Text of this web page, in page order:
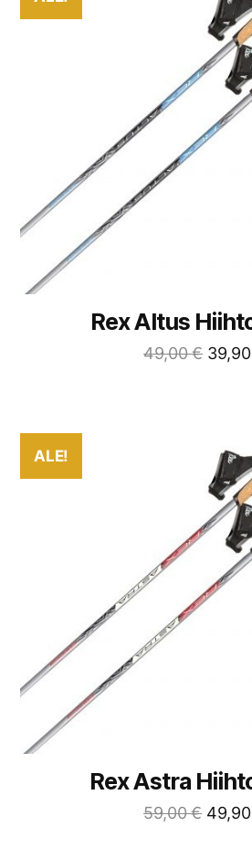
Rex Altus
49,00€
ALE!
Rex Astra
59,00€